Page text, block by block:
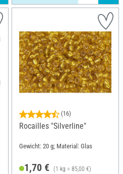
(16)
Rocailles "Silverline"
Gewicht: 20 g; Material: Glas
1,70 € (1 kg = 85,00 €)